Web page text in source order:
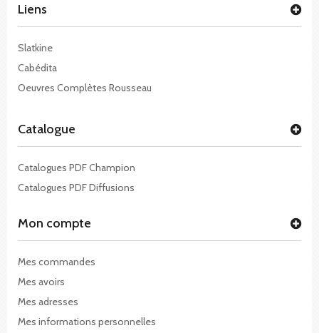
Liens
Slatkine
Cabédita
Oeuvres Complètes Rousseau
Catalogue
Catalogues PDF Champion
Catalogues PDF Diffusions
Mon compte
Mes commandes
Mes avoirs
Mes adresses
Mes informations personnelles